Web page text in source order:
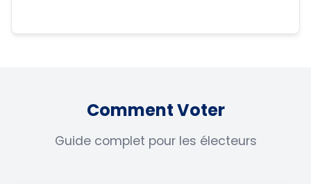
Comment Voter
Guide complet pour les électeurs